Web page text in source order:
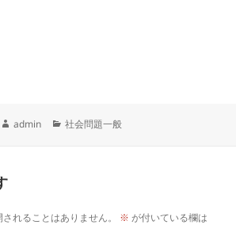
作
admin
カ
社会問題一般
れることはありません。 ※ が付いている欄は